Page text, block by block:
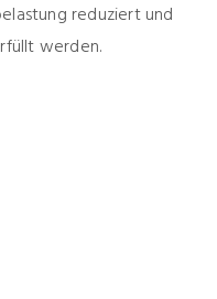
reduziert und
werden.